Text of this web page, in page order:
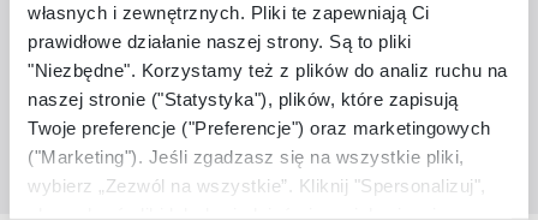
własnych i zewnętrznych. Pliki te zapewniają Ci
prawidłowe działanie naszej strony. Są to pliki
"Niezbędne". Korzystamy też z plików do analiz ruchu na
naszej stronie ("Statystyka"), plików, które zapisują
Twoje preferencje ("Preferencje") oraz marketingowych
("Marketing"). Jeśli zgadzasz się na wszystkie pliki,
wybierz „Zezwól na wszystkie”. Kliknij "Spersonalizuj",
1 549,90 zł